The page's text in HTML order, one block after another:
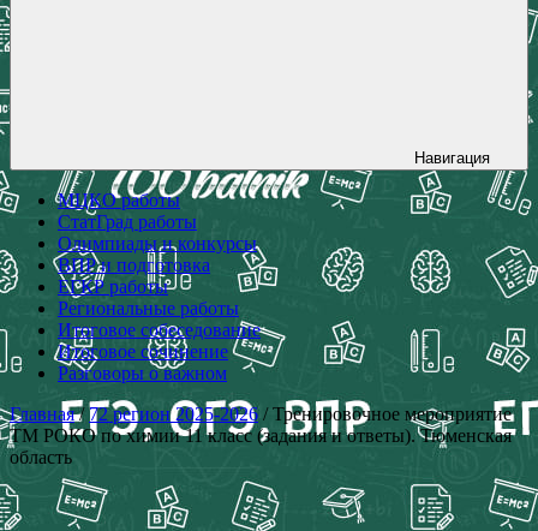
Навигация
МЦКО работы
СтатГрад работы
Олимпиады и конкурсы
ВПР и подготовка
ЕГКР работы
Региональные работы
Итоговое собеседование
Итоговое сочинение
Разговоры о важном
Главная/72 регион 2025-2026/ Тренировочное мероприятие
ТМ РОКО по химии 11 класс (задания и ответы). Тюменская
область